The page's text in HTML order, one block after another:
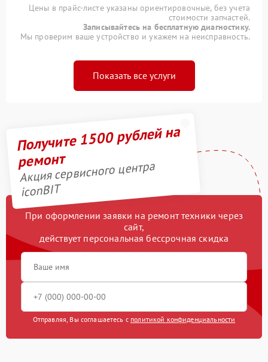
Цены в прайс-листе указаны ориентировочные, без учета
стоимости запчастей.
Записывайтесь на бесплатную диагностику.
Мы проверим ваше устройство и укажем на неисправность.
Показать все услуги
Получите 1500 рублей на
ремонт
Акция сервисного центра
iconBIT
При оформлении заявки на ремонт техники через
сайт,
действует персональная бессрочная скидка
Отправляя, Вы соглашаетесь с политикой конфиденциальности